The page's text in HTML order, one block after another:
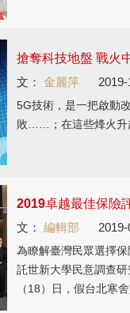
搶奪科技地盤 戰火
文： 金麗萍
5G技術，是一把啟動
敗……；在這些烽火升
2019卓越最佳保險
文： 編輯部
為瞭解臺灣民眾選擇
託世新大學民意調查
（18）日，假台北寒